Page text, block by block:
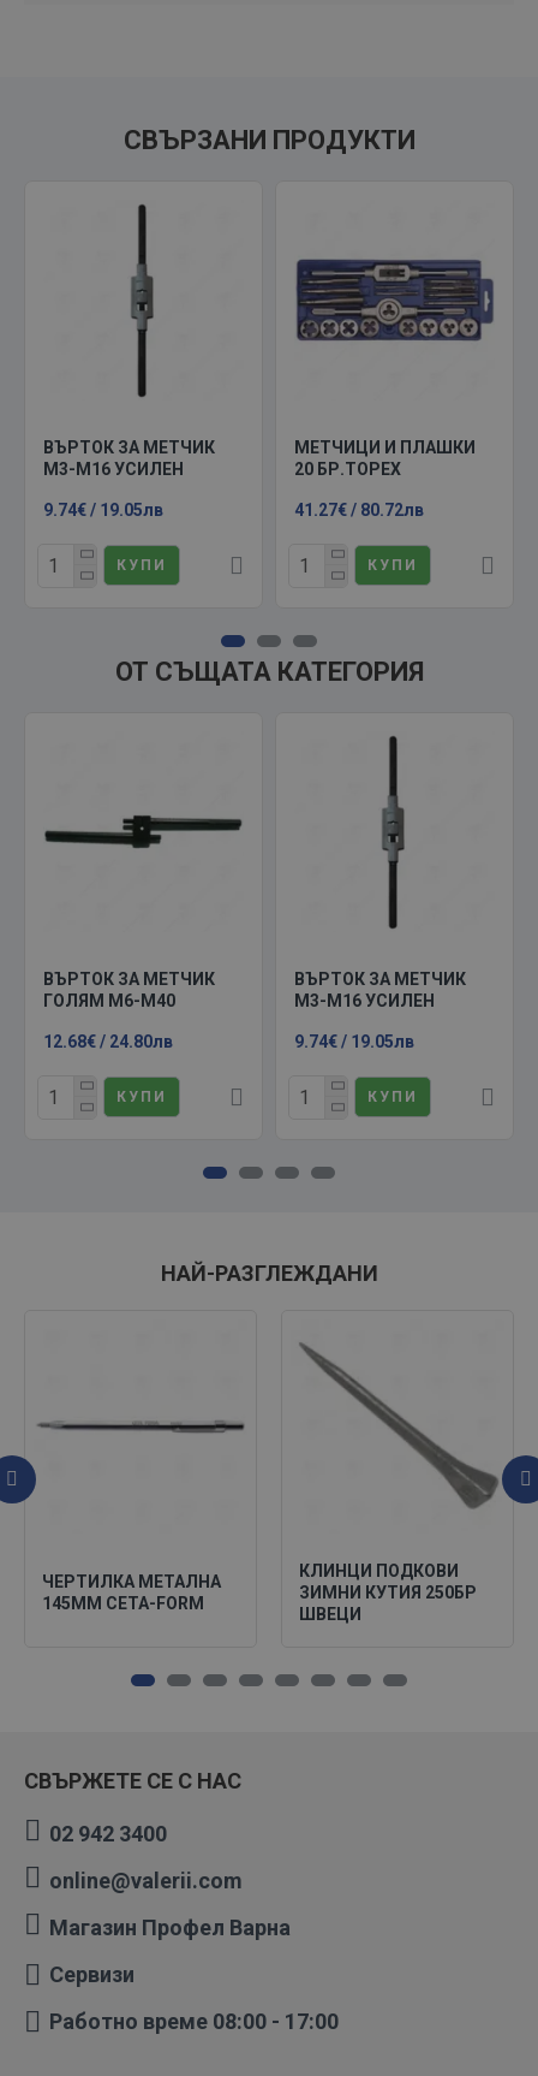
СВЪРЗАНИ ПРОДУКТИ
ВЪРТОК ЗА МЕТЧИК
М3-М16 УСИЛЕН
9.74€ / 19.05лв
КУПИ
МЕТЧИЦИ И ПЛАШКИ
20 БР.TOPEX
41.27€ / 80.72лв
КУПИ
ОТ СЪЩАТА КАТЕГОРИЯ
ВЪРТОК ЗА МЕТЧИК
ГОЛЯМ М6-М40
12.68€ / 24.80лв
КУПИ
ВЪРТОК ЗА МЕТЧИК
М3-М16 УСИЛЕН
9.74€ / 19.05лв
КУПИ
НАЙ-РАЗГЛЕЖДАНИ
ЧЕРТИЛКА МЕТАЛНА
145ММ CETA-FORM
КЛИНЦИ ПОДКОВИ
ЗИМНИ КУТИЯ 250БР
ШВЕЦИ
СВЪРЖЕТЕ СЕ С НАС
02 942 3400
online@valerii.com
Магазин Профел Варна
Сервизи
Работно време 08:00 - 17:00